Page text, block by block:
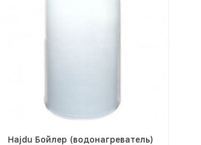
Hajdu Бойлер (водонагреватель)